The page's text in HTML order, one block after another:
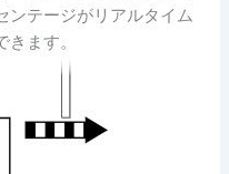
ンテージがリアルタイム
ます。